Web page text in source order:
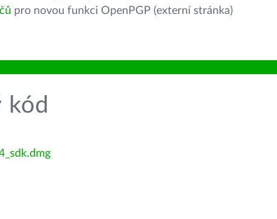
pro novou funkci OpenPGP (externí stránka)
kód